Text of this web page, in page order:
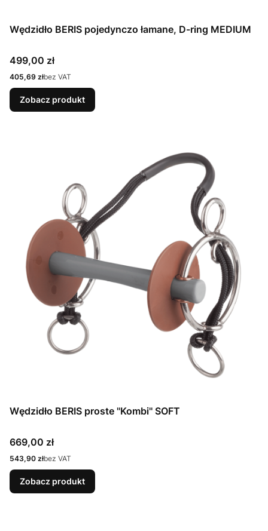
Wędzidło BERIS pojedynczo łamane, D-ring MEDIUM
Cena
499,00 zł
Cena
405,69 złbez VAT
Zobacz produkt
Wędzidło BERIS proste ''Kombi'' SOFT
Cena
669,00 zł
Cena
543,90 złbez VAT
Zobacz produkt